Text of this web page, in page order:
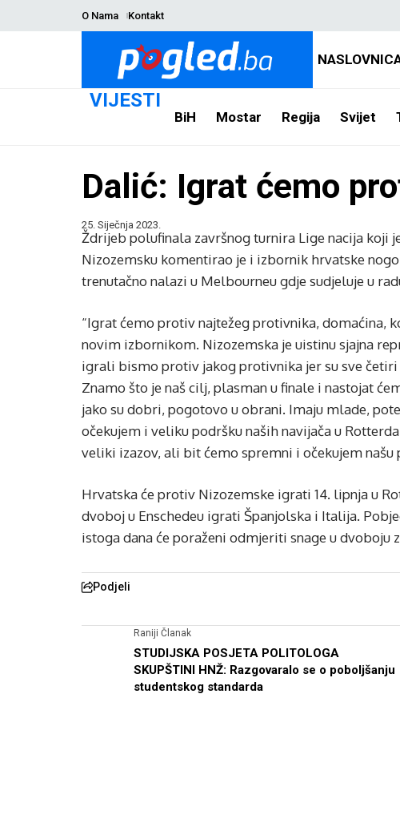
O Nama Kontakt
VIJESTI
BiH Mostar Regija Svijet
Dalić: Igrat ćemo
25. Siječnja 2023.
Ždrijeb polufinala završnog turnira Lige nacija koji
Nizozemsku komentirao je i izbornik hrvatske
trenutačno nalazi u Melbourneu gdje sudjeluje u
“Igrat ćemo protiv najtežeg protivnika, domaćina,
novim izbornikom. Nizozemska je uistinu sjajna
igrali bismo protiv jakog protivnika jer su sve
Znamo što je naš cilj, plasman u finale i nastojat
jako su dobri, pogotovo u obrani. Imaju mlade,
očekujem i veliku podršku naših navijača u
veliki izazov, ali bit ćemo spremni i očekujem našu
Hrvatska će protiv Nizozemske igrati 14. lipnja u
dvoboj u Enschedeu igrati Španjolska i Italija.
istoga dana će poraženi odmjeriti snage u dvoboju
Podjeli
Raniji Članak
STUDIJSKA POSJETA POLITOLOGA
SKUPŠTINI HNŽ: Razgovaralo se o poboljšanju
studentskog standarda